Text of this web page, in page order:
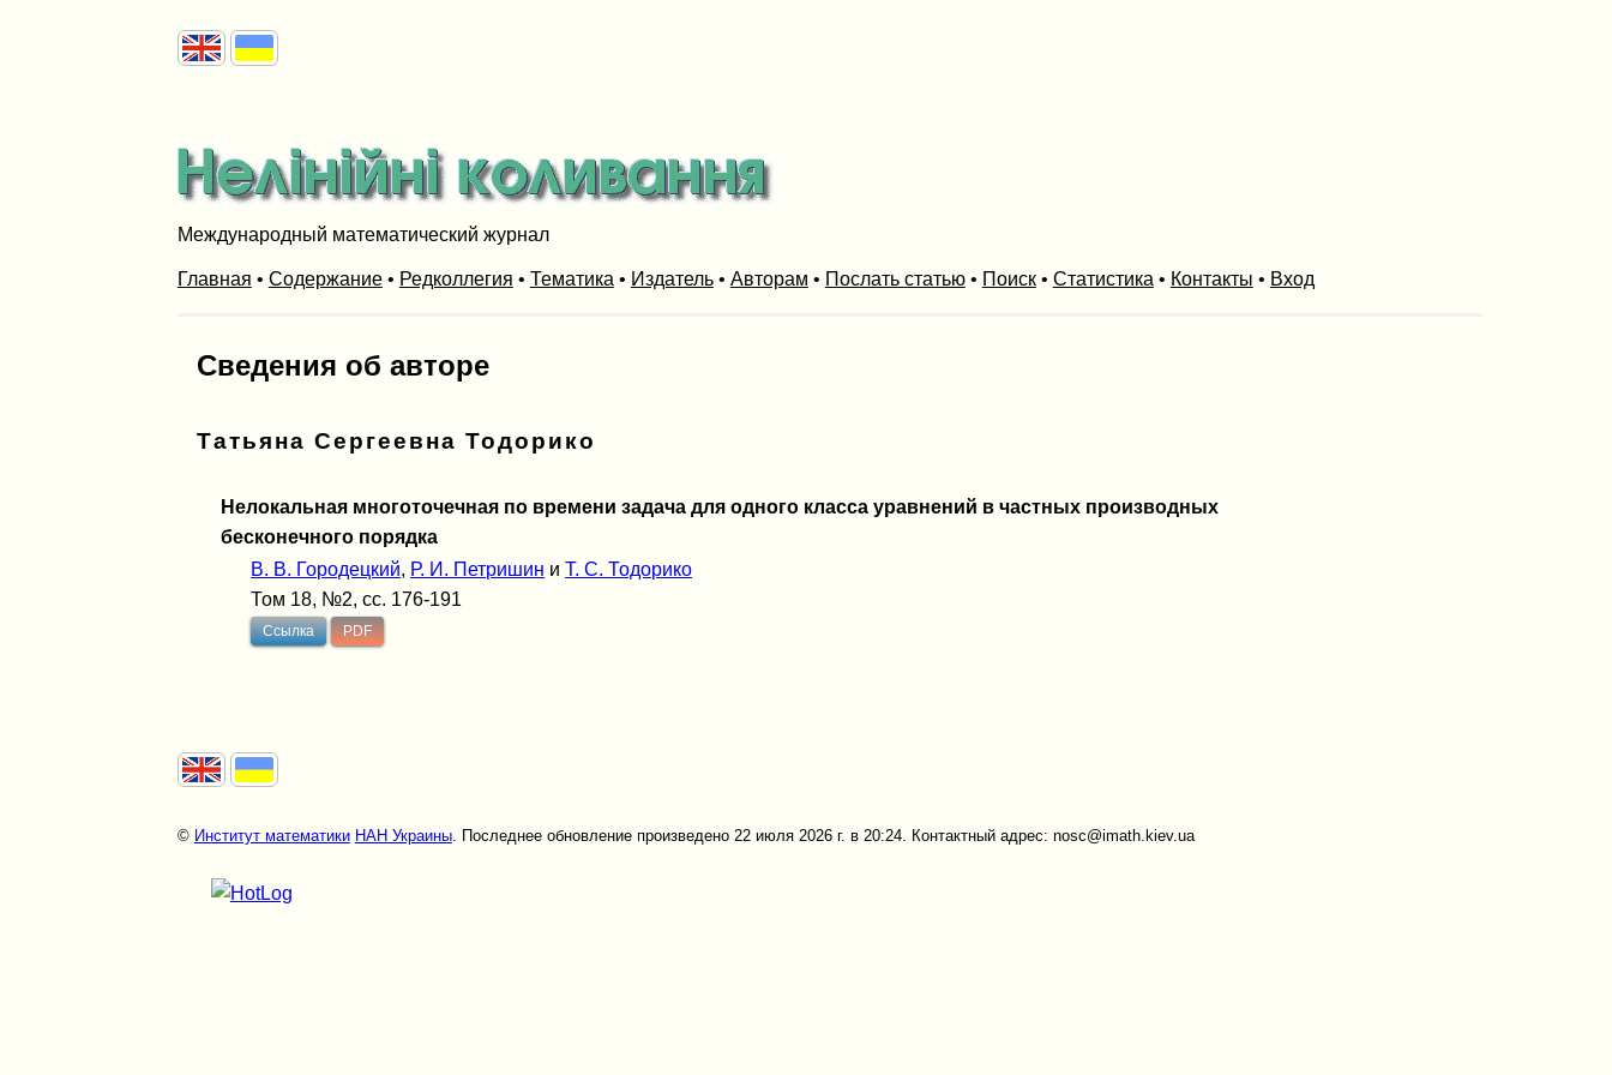
Международный математический журнал
Главная • Содержание• Редколлегия • Тематика • Издатель• Авторам • Послать статью• Поиск• Статистика • Контакты • Вход
Сведения об авторе
Татьяна Сергеевна Тодорико
Нелокальная многоточечная по времени задача для одного класса уравнений в частных производных
бесконечного порядка
В. В. Городецкий, Р. И. Петришин иТ. С. Тодорико
Том 18, №2, сс. 176-191
Ссылка PDF
© Институт математики НАН Украины. Последнее обновление произведено 22 июля 2026 г. в 20:24. Контактный адрес: nosc@imath.kiev.ua